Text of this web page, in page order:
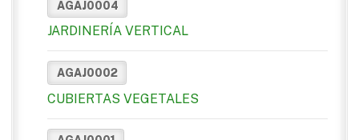
AGAJ0004
JARDINERÍA VERTICAL
AGAJ0002
CUBIERTAS VEGETALES